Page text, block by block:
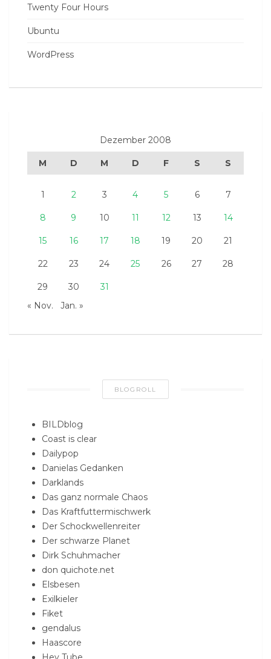
Twenty Four Hours
Ubuntu
WordPress
Dezember 2008
M D M D F S S
1 2 3 4 5 6 7
8 9 10 11 12 13 14
15 16 17 18 19 20 21
22 23 24 25 26 27 28
29 30
31
« Nov.
Jan. »
BLOGROLL
BILDblog
Coast is clear
Dailypop
Danielas Gedanken
Darklands
Das ganz normale Chaos
Das Kraftfuttermischwerk
Der Schockwellenreiter
Der schwarze Planet
Dirk Schuhmacher
don quichote.net
Elsbesen
Exilkieler
Fiket
gendalus
Haascore